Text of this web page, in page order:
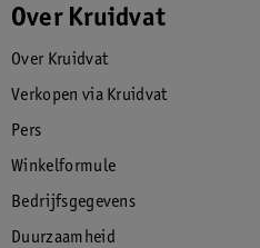
Over Kruidvat
Over Kruidvat
Verkopen via Kruidvat
Pers
Winkelformule
Bedrijfsgegevens
Duurzaamheid